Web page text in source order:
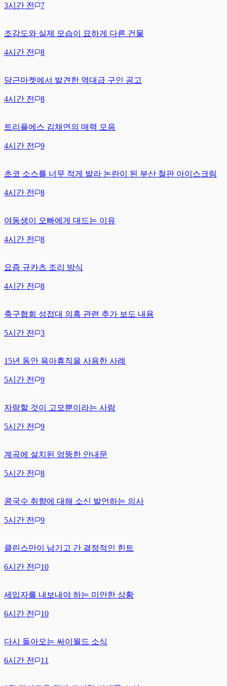
3시간 전 7
조감도와 실제 모습이 묘하게 다른 건물
4시간 전 8
당근마켓에서 발견한 역대급 구인 공고
4시간 전 8
트리플에스 김채연의 매력 모음
4시간 전 9
초코 소스를 너무 적게 발라 논란이 된 부산 철판 아이스크림
4시간 전 8
여동생이 오빠에게 대드는 이유
4시간 전 8
요즘 규카츠 조리 방식
4시간 전 8
축구협회 성접대 의혹 관련 추가 보도 내용
5시간 전 3
15년 동안 육아휴직을 사용한 사례
5시간 전 9
자랑할 것이 고모뿐이라는 사람
5시간 전 9
계곡에 설치된 엉뚱한 안내문
5시간 전 8
콩국수 취향에 대해 소신 발언하는 의사
5시간 전 9
클린스만이 남기고 간 결정적인 힌트
6시간 전 10
세입자를 내보내야 하는 미안한 상황
6시간 전 10
다시 돌아오는 싸이월드 소식
6시간 전 11